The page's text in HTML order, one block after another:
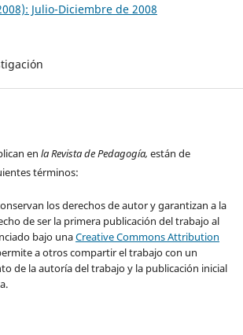
Julio-Diciembre de 2008
en la Revista de Pedagogía, están de
términos:
los derechos de autor y garantizan a la
de ser la primera publicación del trabajo al
bajo unaCreative Commons Attribution
a otros compartir el trabajo con un
de la autoría del trabajo y la publicación inicial